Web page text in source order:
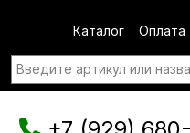
Каталог Оплата